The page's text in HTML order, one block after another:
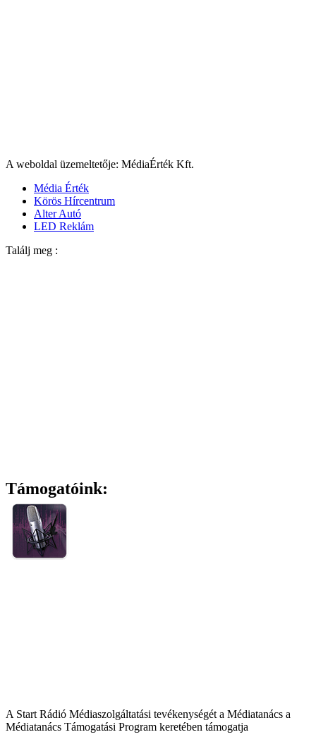
A weboldal üzemeltetője: MédiaÉrték Kft.
Média Érték
Körös Hírcentrum
Alter Autó
LED Reklám
Találj meg :
Támogatóink:
A Start Rádió Médiaszolgáltatási tevékenységét a Médiatanács a
Médiatanács Támogatási Program keretében támogatja